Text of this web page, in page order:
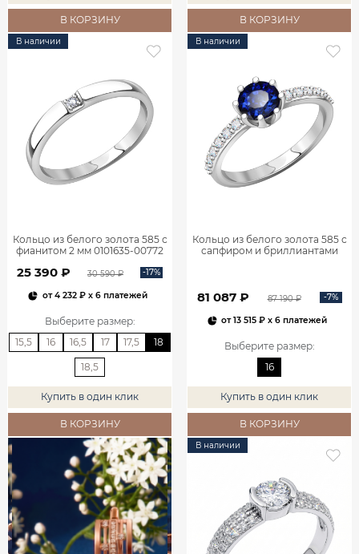
В КОРЗИНУ В КОРЗИНУ
В наличии
Кольцо из белого золота 585 с
фианитом 2 мм 0101635-00772
25 390 ₽ 30 590 ₽ -17%
от4 232 ₽x 6 платежей
Выберите размер:
15,5
16 16,5 17 17,5 18
18,5
Купить в один клик
В КОРЗИНУ
В наличии
Кольцо из белого золота 585 с
сапфиром и бриллиантами
81 087 ₽ 87 190 ₽ -7%
от13 515 ₽ x 6 платежей
Выберите размер:
16
Купить в один клик
В КОРЗИНУ
В наличии